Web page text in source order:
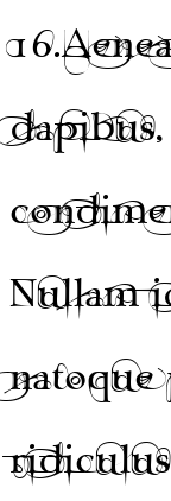
16.
Nullam